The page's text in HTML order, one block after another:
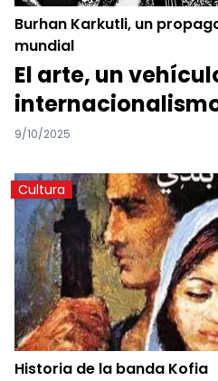
Burhan Karkutli, un
mundial
El arte, un
9/10/2025
Cultura
Historia de la banda Kofia